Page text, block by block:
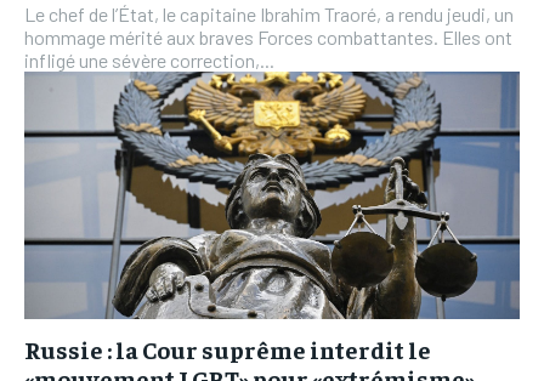
Le chef de l’État, le capitaine Ibrahim Traoré, a rendu jeudi, un
hommage mérité aux braves Forces combattantes. Elles ont
infligé une sévère correction,...
Russie : la Cour suprême interdit le